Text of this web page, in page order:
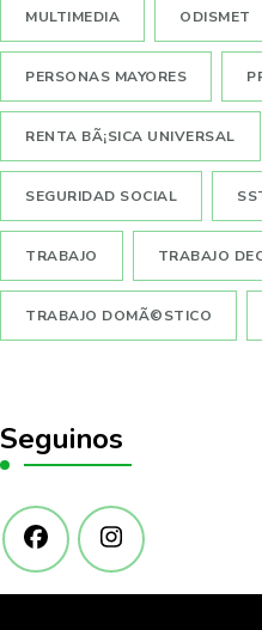
MULTIMEDIA ODISMET
PERSONAS MAYORES
RENTA BÃ¡SICA UNIVERSAL
SEGURIDAD SOCIAL
TRABAJO TRABAJO
TRABAJO DOMÃ©STICO
Seguinos